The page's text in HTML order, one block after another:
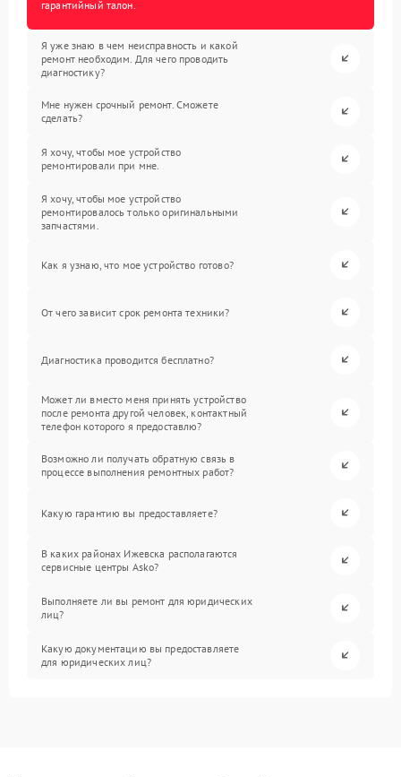
гарантийный талон.
Я уже знаю в чем неисправность и какой
ремонт необходим. Для чего проводить
диагностику?
Мне нужен срочный ремонт. Сможете
сделать?
Я хочу, чтобы мое устройство
ремонтировали при мне.
Я хочу, чтобы мое устройство
ремонтировалось только оригинальными
запчастями.
Как я узнаю, что мое устройство готово?
От чего зависит срок ремонта техники?
Диагностика проводится бесплатно?
Может ли вместо меня принять устройство
после ремонта другой человек, контактный
телефон которого я предоставлю?
Возможно ли получать обратную связь в
процессе выполнения ремонтных работ?
Какую гарантию вы предоставляете?
В каких районах Ижевска располагаются
сервисные центры Asko?
Выполняете ли вы ремонт для юридических
лиц?
Какую документацию вы предоставляете
для юридических лиц?